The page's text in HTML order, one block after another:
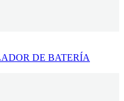
DE BATERÍA